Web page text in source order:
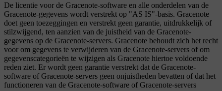
De licentie voor de Gracenote-software en alle onderdelen van de
Gracenote-gegevens wordt verstrekt op "AS IS"-basis. Gracenote
doet geen toezeggingen en verstrekt geen garantie, uitdrukkelijk of
stilzwijgend, ten aanzien van de juistheid van de Gracenote-
gegevens op de Gracenote-servers. Gracenote behoudt zich het recht
voor om gegevens te verwijderen van de Gracenote-servers of om
gegevenscategorieën te wijzigen als Gracenote hiertoe voldoende
reden ziet. Er wordt geen garantie verstrekt dat de Gracenote-
software of Gracenote-servers geen onjuistheden bevatten of dat het
functioneren van de Gracenote-software of Gracenote-servers